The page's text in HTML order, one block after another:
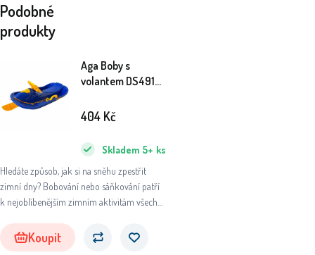
Podobné
produkty
Aga Boby s
volantem DS491
Hledáte způsob, jak si na sněhu zpestřit
zimní dny? Bobování nebo sáňkování patří
k nejoblíbenějším zimním aktivitám všech
Skladem 5+ ks
404 Kč
Koupit